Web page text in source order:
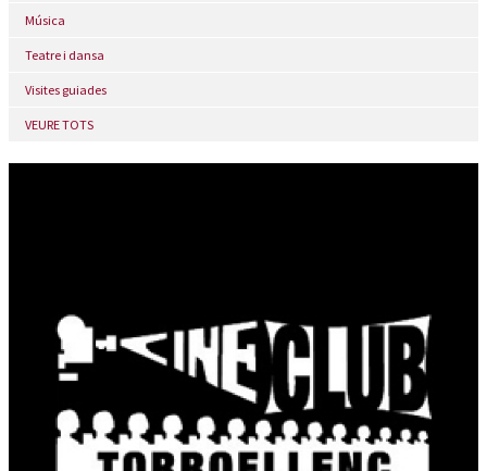
Música
Teatre i dansa
Visites guiades
VEURE TOTS